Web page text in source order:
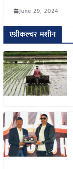
June 29, 2024
एग्रीकल्चर मशीन